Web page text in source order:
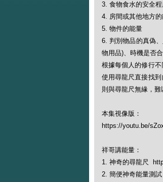
3. 食物食水的安全
4. 房間或其他地方
5. 物件的能量
6. 判別物品的真偽
物用品)、時機是否
根據每個人的修行
使用尋龍尺直接找
則與尋龍尺無緣，難
本集視像版：
https://youtu.be/
祥哥講能量：
1. 神奇的尋龍尺
2. 簡便神奇能量測